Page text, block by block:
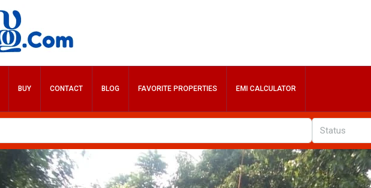
BUY CONTACT BLOG FAVORITE PROPERTIES EMI CALCULATOR
Status